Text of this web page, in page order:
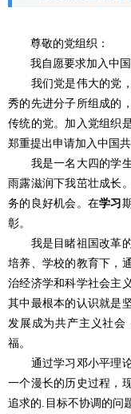
尊敬的党组织：
我自愿要求加入中国
我们党是伟大的党，
秀的先进分子所组成的
传统的党。加入党组织
郑重提出申请加入中国
我是一名大四的学生
雨露滋润下我茁壮成长
务的良好机会。在学习
彰。
我是目睹祖国改革的
培养、学校的教育下，
治经济学和科学社会主
其中最根本的认识就是
发展成为共产主义社
福。
通过学习邓小平理论
一个漫长的历史过程，
追求的.目标不协调的问